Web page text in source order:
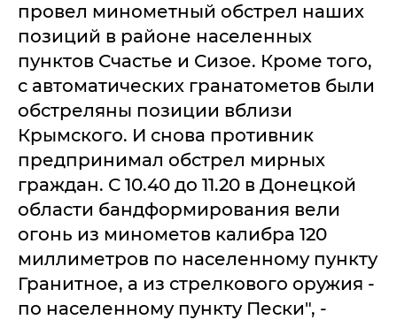
провел минометный обстрел наших
позиций в районе населенных
пунктов Счастье и Сизое. Кроме того,
с автоматических гранатометов были
обстреляны позиции вблизи
Крымского. И снова противник
предпринимал обстрел мирных
граждан. С 10.40 до 11.20 в Донецкой
области бандформирования вели
огонь из минометов калибра 120
миллиметров по населенному пункту
Гранитное, а из стрелкового оружия -
по населенному пункту Пески", -